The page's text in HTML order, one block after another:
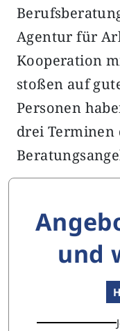
Agentur für
Kooperation
stoßen auf
Personen
drei Terminen
und